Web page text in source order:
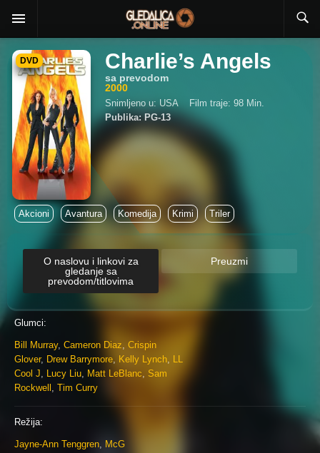
DVD Charlie’s Angels
sa prevodom
2000
Snimljeno u: USA
Film traje: 98 Min.
Publika: PG-13
Akcioni Avantura Komedija Krimi Triler
O naslovu i linkovi za
gledanje sa
prevodom/titlovima
Preuzmi
Glumci:
Bill Murray, Cameron Diaz, Crispin
Glover, Drew Barrymore, Kelly Lynch, LL
Cool J, Lucy Liu, Matt LeBlanc, Sam
Rockwell , Tim Curry
Režija:
Jayne-Ann Tenggren, McG